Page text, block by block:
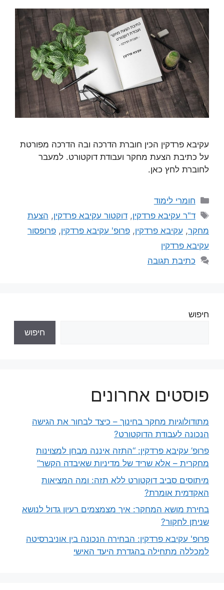
עקיבא פרדקין הכין חוברת הדרכה ובה הדרכה מפורטת
על כתיבת הצעת מחקר ועבודת דוקטורט. למעבר
לחוברת לחץ כאן.
חומרי לימוד
ד"ר עקיבא פרדקין,דוקטור עקיבא פרדקין, הצעת
מחקר, עקיבא פרדקין, פרופ' עקיבא פרדקין, פרופסור
עקיבא פרדקין
כתיבת תגובה
חיפוש
חיפוש
פוסטים אחרונים
מתודולוגיות מחקר בחינוך – כיצד לבחור את הגישה
הנכונה לעבודת הדוקטורט?
פרופ’ עקיבא פרדקין: “התזה איננה מבחן למצוינות
מחקרית – אלא שריד של מדיניות שאיבדה הקשר”
מיתוסים סביב דוקטורט ללא תזה: ומה המציאות
האקדמית אומרת?
בחירת מושא המחקר: איך מצמצמים רעיון גדול לנושא
שניתן לחקור?
פרופ' עקיבא פרדקין: הבחירה הנכונה בין אוניברסיטה
למכללה מתחילה בהגדרת היעד האישי